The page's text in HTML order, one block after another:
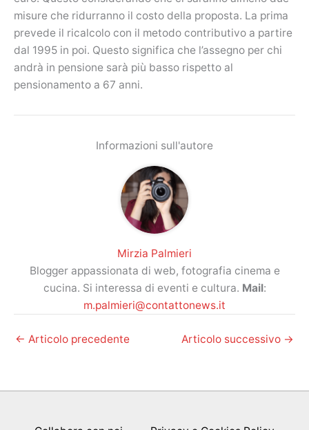
misure che ridurranno il costo della proposta. La prima
prevede il ricalcolo con il metodo contributivo a partire
dal 1995 in poi. Questo significa che l’assegno per chi
andrà in pensione sarà più basso rispetto al
pensionamento a 67 anni.
Informazioni sull'autore
Mirzia Palmieri
Blogger appassionata di web, fotografia cinema e
cucina. Si interessa di eventi e cultura. Mail:
m.palmieri@contattonews.it
← Articolo precedente Articolo successivo →